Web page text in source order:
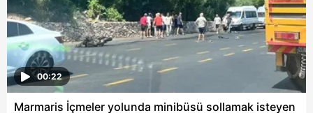
00:22
Marmaris İçmeler yolunda minibüsü sollamak isteyen